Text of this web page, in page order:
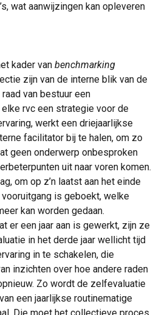
wat aanwijzingen kan opleveren
kader van benchmarking
zijn van de interne blik van de
van bestuur een
rvc een strategie voor de
werkt een driejaarlijkse
facilitator bij te halen, om zo
geen onderwerp onbesproken
uit naar voren komen.
om op z’n laatst aan het einde
vooruitgang is geboekt, welke
kan worden gedaan.
er een jaar aan is gewerkt, zijn ze
in het derde jaar wellicht tijd
in te schakelen, die
inzichten over hoe andere raden
Zo wordt de zelfevaluatie
een jaarlijkse routinematige